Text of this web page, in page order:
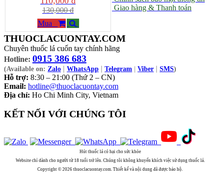
130,000 đ
Mua
Giao hàng & Thanh toán
THUOCLACUONTAY.COM
Chuyên thuốc lá cuốn tay chính hãng
Hotline: 0915 386 683
(Available on: Zalo | WhatsApp | Telegram Viber | SMS)
Hỗ trợ: 8:30 – 21:00 (Thứ 2 – CN)
Email: hotline@thuoclacuontay.com
Địa chỉ: Ho Chi Minh City, Vietnam
KẾT NỐI VỚI CHÚNG TÔI
Hút thuốc lá có hại cho sức khỏe
Website chỉ dành cho người từ 18 tuổi trở lên. Chúng tôi không khuyến khích việc sử dụng thuốc lá.
Copyright © 2026 thuoclacuontay.com. Thiết kế và nội dung đã được bảo hộ.